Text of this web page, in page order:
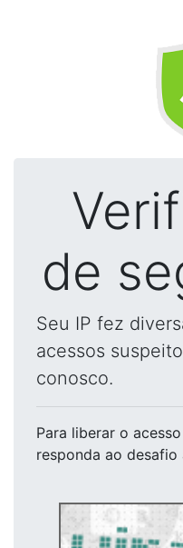
de
Seu IP fez
acessos
conosco.
Para liberar o acesso
responda ao desafio